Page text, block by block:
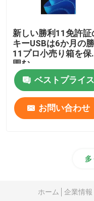
新しい勝利11免許証
キーUSBは6か月の
11プロ小売り箱を保
囲む
ベストプライス
お問い合わせ
多
ホーム 企業情報